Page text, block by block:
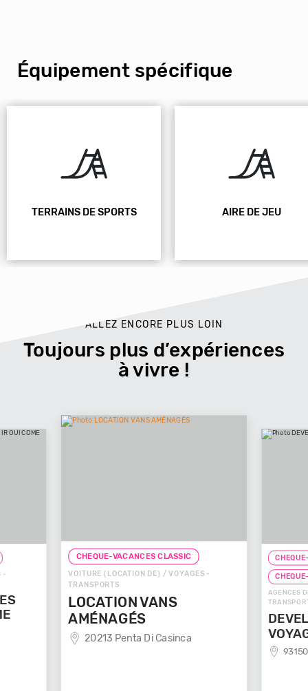
Équipement spécifique
TERRAINS DE SPORTS AIRE DE JEU
ALLEZ ENCORE PLUS LOIN
Toujours plus d’expériences
à vivre !
-
CHEQUE-VACANCES CLASSIC
VOITURE (LOCATION DE) / VOYAGES -
TRANSPORTS
LOCATION VANS
AMÉNAGÉS
20213 Penta Di Casinca
AGENCES